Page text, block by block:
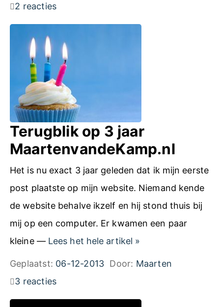
b
l
i
k
o
a
a
r
2 reacties
Terugblik op 3 jaar
MaartenvandeKamp.nl
Het is nu exact 3 jaar geleden dat ik mijn eerste
post plaatste op mijn website. Niemand kende
de website behalve ikzelf en hij stond thuis bij
mij op een computer. Er kwamen een paar
kleine — Lees het hele artikel T
e
»
Geplaatst: 06-12-2013 Door: Maarten
3 reacties